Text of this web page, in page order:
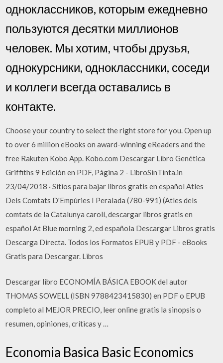
одноклассников, которым ежедневно
пользуются десятки миллионов
человек. Мы хотим, чтобы друзья,
однокурсники, одноклассники, соседи
и коллеги всегда оставались в
контакте.
Choose your country to select the right store for you. Open up
to over 6 million eBooks on award-winning eReaders and the
free Rakuten Kobo App. Kobo.com Descargar Libro Genética
Griffiths 9 Edición en PDF, Página 2 - LibroSinTinta.in
23/04/2018 · Sitios para bajar libros gratis en español Atles
Dels Comtats D'Empúries I Peralada (780-991) (Atles dels
comtats de la Catalunya carolí, descargar libros gratis en
español At Blue morning 2, ed española Descargar Libros gratis
Descarga Directa. Todos los Formatos EPUB y PDF - eBooks
Gratis para Descargar. Libros
Descargar libro ECONOMÍA BÁSICA EBOOK del autor
THOMAS SOWELL (ISBN 9788423415830) en PDF o EPUB
completo al MEJOR PRECIO, leer online gratis la sinopsis o
resumen, opiniones, críticas y …
Economia Basica Basic Economics